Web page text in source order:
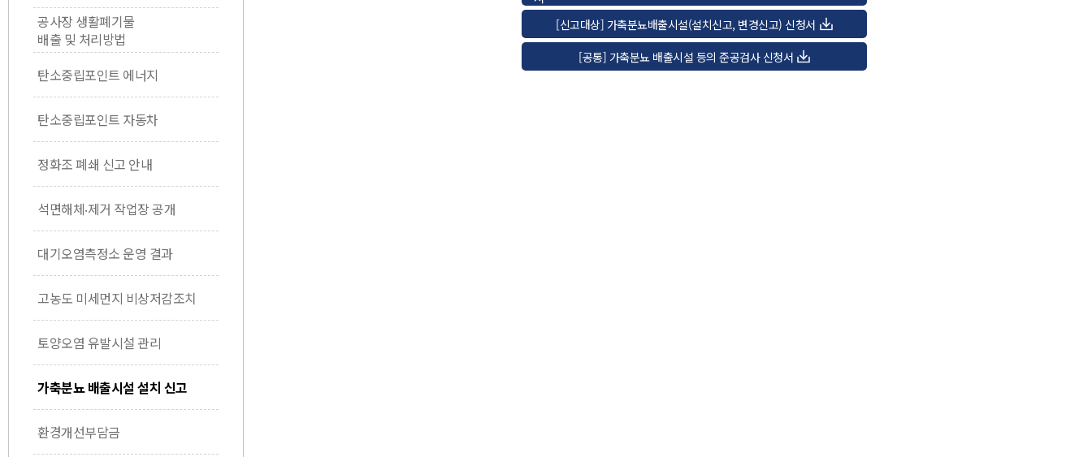
공사장 생활폐기물
배출 및 처리방법
탄소중립포인트 에너지
탄소중립포인트 자동차
정화조 폐쇄 신고 안내
석면해체‧제거 작업장 공개
대기오염측정소 운영 결과
고농도 미세먼지 비상저감조치
토양오염 유발시설 관리
가축분뇨 배출시설 설치 신고
환경개선부담금
[신고대상] 가축분뇨배출시설(설치신고, 변경신고) 신청서
[공통] 가축분뇨 배출시설 등의 준공검사 신청서